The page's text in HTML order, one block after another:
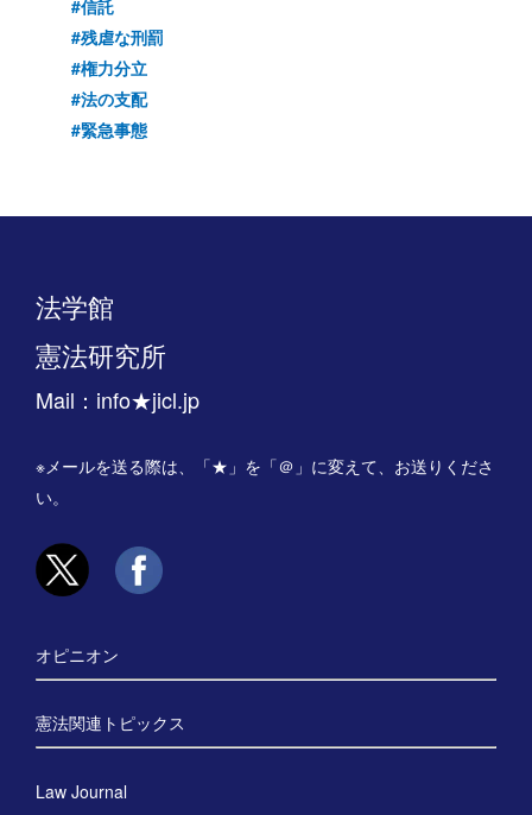
#信託
#残虐な刑罰
#権力分立
#法の支配
#緊急事態
法学館
憲法研究所
Mail：info★jicl.jp
※メールを送る際は、「★」を「＠」に変えて、お送りくださ
い。
オピニオン
憲法関連トピックス
Law Journal